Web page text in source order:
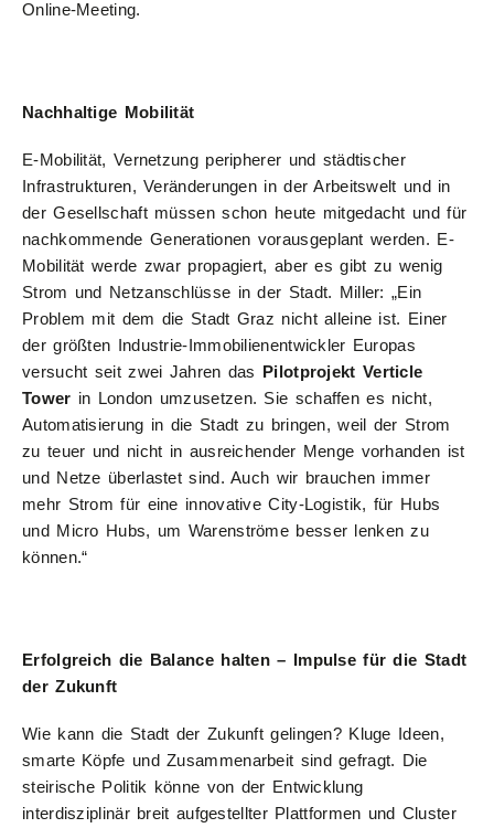
Online-Meeting.
Nachhaltige Mobilität
E-Mobilität, Vernetzung peripherer und städtischer
Infrastrukturen, Veränderungen in der Arbeitswelt und in
der Gesellschaft müssen schon heute mitgedacht und für
nachkommende Generationen vorausgeplant werden. E-
Mobilität werde zwar propagiert, aber es gibt zu wenig
Strom und Netzanschlüsse in der Stadt. Miller: „Ein
Problem mit dem die Stadt Graz nicht alleine ist. Einer
der größten Industrie-Immobilienentwickler Europas
versucht seit zwei Jahren das Pilotprojekt Verticle
Tower in London umzusetzen. Sie schaffen es nicht,
Automatisierung in die Stadt zu bringen, weil der Strom
zu teuer und nicht in ausreichender Menge vorhanden ist
und Netze überlastet sind. Auch wir brauchen immer
mehr Strom für eine innovative City-Logistik, für Hubs
und Micro Hubs, um Warenströme besser lenken zu
können.“
Erfolgreich die Balance halten – Impulse für die Stadt
der Zukunft
Wie kann die Stadt der Zukunft gelingen? Kluge Ideen,
smarte Köpfe und Zusammenarbeit sind gefragt. Die
steirische Politik könne von der Entwicklung
interdisziplinär breit aufgestellter Plattformen und Cluster